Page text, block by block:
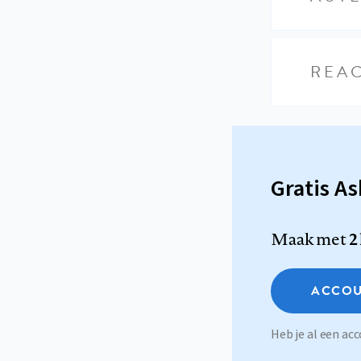
Gratis
Maak met
Heb je al een